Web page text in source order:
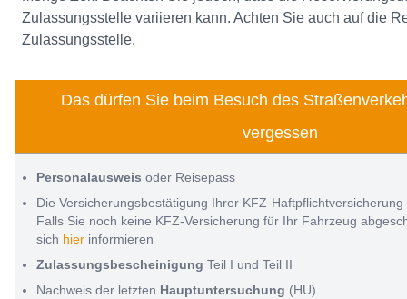
Zulassungsstelle variieren kann. Achten Sie auch auf die
Zulassungsstelle.
Das dürfen Sie beim Besuch des
vergessen
Personalausweis oder Reisepass
Die Versicherungsbestätigung Ihrer KFZ-
Falls Sie noch keine KFZ-Versicherung für Ihr Fahrzeug
sich hier informieren
Zulassungsbescheinigung Teil I und Teil II
Nachweis der letzten Hauptuntersuchung (HU)